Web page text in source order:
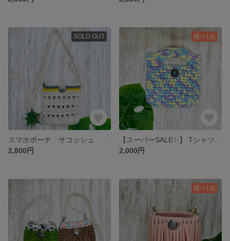
SOLD OUT
2,800円
残り1点
2,000円
残り1点